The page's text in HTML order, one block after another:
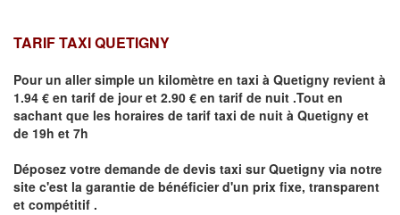
TARIF TAXI QUETIGNY
Pour un aller simple un kilomètre en taxi à Quetigny revient à
1.94 € en tarif de jour et 2.90 € en tarif de nuit .Tout en
sachant que les horaires de tarif taxi de nuit à Quetigny et
de 19h et 7h
Déposez votre demande de devis taxi surQuetigny via notre
site c'est la garantie de bénéficier d'un prix fixe, transparent
et compétitif .